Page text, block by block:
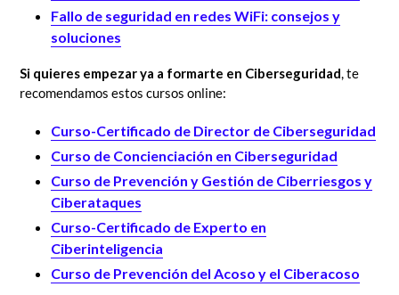
Fallo de seguridad en redes WiFi: consejos y
soluciones
Si quieres empezar ya a formarte en Ciberseguridad, te
recomendamos estos cursos online:
Curso-Certificado de Director de Ciberseguridad
Curso de Concienciación en Ciberseguridad
Curso de Prevención y Gestión de Ciberriesgos y
Ciberataques
Curso-Certificado de Experto en
Ciberinteligencia
Curso de Prevención del Acoso y el Ciberacoso